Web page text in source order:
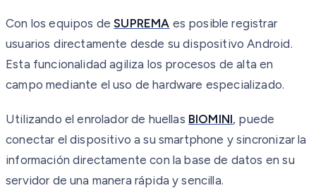
Con los equipos deSUPREMA es posible registrar
usuarios directamente desde su dispositivo Android.
Esta funcionalidad agiliza los procesos de alta en
campo mediante el uso de hardware especializado.
Utilizando el enrolador de huellas BIOMINI, puede
conectar el dispositivo a su smartphone y sincronizar la
información directamente con la base de datos en su
servidor de una manera rápida y sencilla.